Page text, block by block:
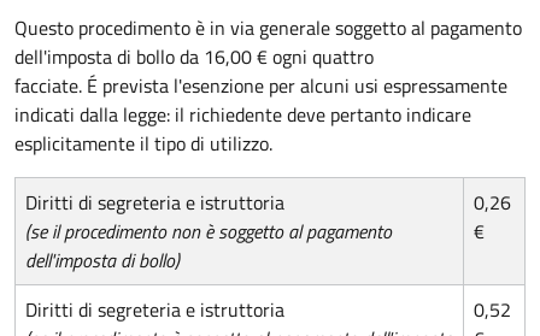
Questo procedimento è in via generale soggetto al pagamento
dell'imposta di bollo da 16,00 € ogni quattro
facciate. É prevista l'esenzione per alcuni usi espressamente
indicati dalla legge: il richiedente deve pertanto indicare
esplicitamente il tipo di utilizzo.
Diritti di segreteria e istruttoria
(se il procedimento non è soggetto al pagamento
dell'imposta di bollo)
0,26
€
Diritti di segreteria e istruttoria
0,52